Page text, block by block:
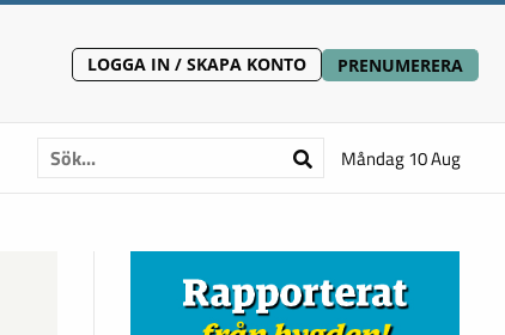
LOGGA IN / SKAPA KONTO PRENUMERERA
Måndag 10 Aug